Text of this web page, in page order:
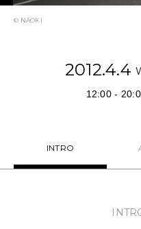
© NAOKI
2012.4.4
12:00 -
INTRO